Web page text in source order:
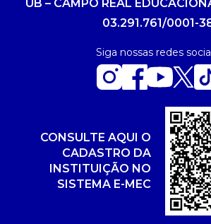
UB – CAMPO REAL
03.291.761/0001-
Siga nossas redes
CONSULTE AQUI O
CADASTRO DA
INSTITUIÇÃO NO
SISTEMA E-MEC